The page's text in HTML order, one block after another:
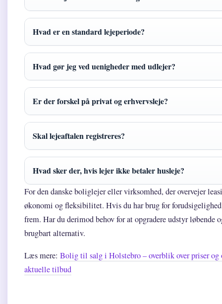
Hvad er en standard lejeperiode?
Hvad gør jeg ved uenigheder med udlejer?
Er der forskel på privat og erhvervsleje?
Skal lejeaftalen registreres?
Hvad sker der, hvis lejer ikke betaler husleje?
For den danske boliglejer eller virksomhed, der overvejer
økonomi og fleksibilitet. Hvis du har brug for
frem. Har du derimod behov for at opgradere udstyr løbende
brugbart alternativ.
Læs mere: Bolig til salg i Holstebro – overblik over priser og
aktuelle tilbud